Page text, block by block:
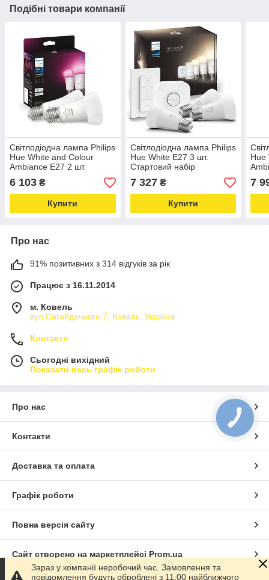
Подібні товари компанії
Світлодіодна лампа Philips
Hue White and Colour
Ambiance E27 2 шт.
6 103 ₴
Купити
Світлодіодна лампа Philips
Hue White E27 3 шт.
Стартовий набір
7 327₴
Купити
Hue
7
Про нас
91% позитивних з 314 відгуків за рік
Працює з 16.11.2014
м. Ковель
вул.Сагайдачного 7, Ковель, Україна
Контакти
Сьогодні вихідний
Показати весь графік роботи
Про нас
Контакти
Доставка та оплата
Графік роботи
Повна версія сайту
Сайт створено на маркетплейсі Prom.ua
Зараз у компанії неробочий час. Замовлення та
повідомлення будуть оброблені з 11:00 найближчого